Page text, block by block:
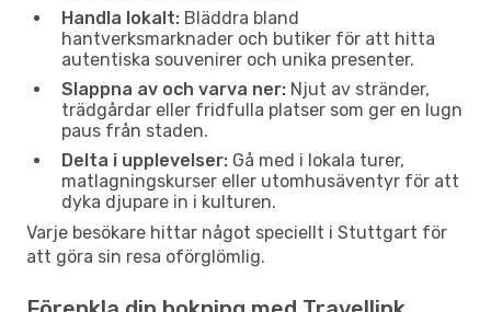
Handla lokalt: Bläddra bland
hantverksmarknader och butiker för att hitta
autentiska souvenirer och unika presenter.
Slappna av och varva ner: Njut av stränder,
trädgårdar eller fridfulla platser som ger en lugn
paus från staden.
Delta i upplevelser: Gå med i lokala turer,
matlagningskurser eller utomhusäventyr för att
dyka djupare in i kulturen.
Varje besökare hittar något speciellt i Stuttgart för
att göra sin resa oförglömlig.